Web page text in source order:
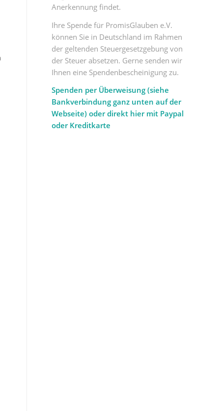
Anerkennung findet.
Ihre Spende für PromisGlauben e.V.
können Sie in Deutschland im Rahmen
der geltenden Steuergesetzgebung von
der Steuer absetzen. Gerne senden wir
Ihnen eine Spendenbescheinigung zu.
Spenden per Überweisung (siehe
Bankverbindung ganz unten auf der
Webseite) oder direkt hier mit Paypal
oder Kreditkarte